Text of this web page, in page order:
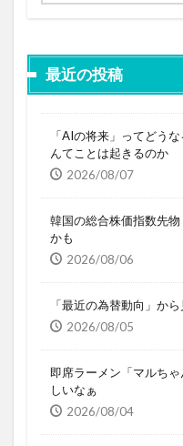
最近の投稿
「AIの将来」ってどう
んてことは起きるのか
2026/08/07
韓国の総合株価指数先
かも
2026/08/06
「最近の為替動向」か
2026/08/05
即席ラーメン「マルち
しいなぁ
2026/08/04